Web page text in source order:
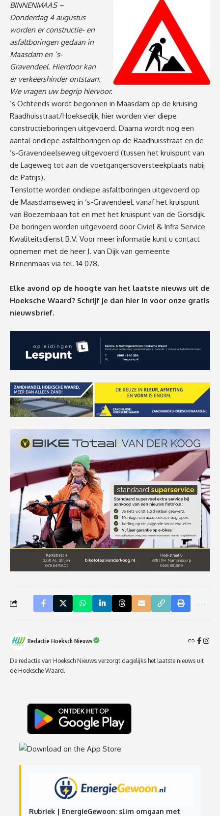
BINNENMAAS –
Donderdag 4 augustus
worden er constructie- en
asfaltboringen gedaan in
Maasdam en ‘s-
Gravendeel. Hierdoor kan
er verkeershinder ontstaan.
We vragen uw begrip hiervoor.
’s Ochtends wordt begonnen in Maasdam op de kruising
Raadhuisstraat/Hoeksedijk, hier worden vier diepe
constructieboringen uitgevoerd. Daarna wordt nog een
aantal ondiepe asfaltboringen op de Raadhuisstraat en de
’s-Gravendeelseweg uitgevoerd (tussen het kruispunt van
de Lageweg tot aan de voetgangersoversteekplaats nabij
de Patrijs).
Tenslotte worden ondiepe asfaltboringen uitgevoerd op
de Maasdamseweg in ‘s-Gravendeel, vanaf het kruispunt
van Boezembaan tot en met het kruispunt van de Gorsdijk.
De boringen worden uitgevoerd door Civiel & Infra Service
Kwaliteitsdienst B.V. Voor meer informatie kunt u contact
opnemen met de heer J. van Dijk van gemeente
Binnenmaas via tel. 14 078.
Elke avond op de hoogte van het laatste nieuws uit de
Hoeksche Waard? Schrijf je dan hier in voor onze gratis
nieuwsbrief.
Redactie Hoeksch Nieuws
De redactie van Hoeksch Nieuws verzorgt dagelijks het laatste nieuws uit
de Hoeksche Waard.
Rubriek | EnergieGewoon: slim omgaan met